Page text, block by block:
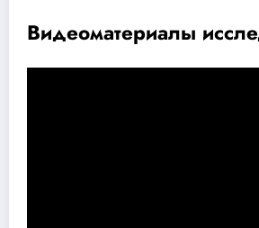
Видеоматериалы